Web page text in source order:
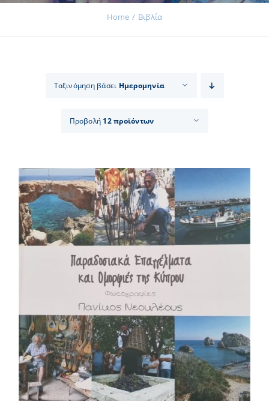
Επικοινωνία
Εισφορές
Home Βιβλία
Ταξινόμηση βάσει Ημερομηνία
Προβολή 12 προϊόντων